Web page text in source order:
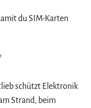
du SIM-Karten
schützt Elektronik
Strand, beim